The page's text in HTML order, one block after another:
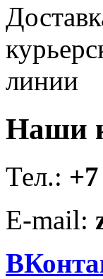
линии
Наши
Тел.:
E-mail: